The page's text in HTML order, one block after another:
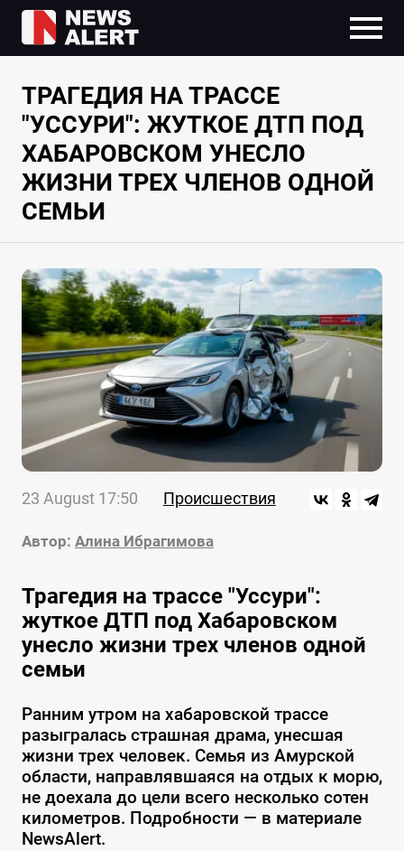
ТРАГЕДИЯ НА ТРАССЕ
"УССУРИ": ЖУТКОЕ ДТП ПОД
ХАБАРОВСКОМ УНЕСЛО
ЖИЗНИ ТРЕХ ЧЛЕНОВ ОДНОЙ
СЕМЬИ
23 August 17:50 Происшествия
Автор: Алина Ибрагимова
Трагедия на трассе "Уссури":
жуткое ДТП под Хабаровском
унесло жизни трех членов одной
семьи
Ранним утром на хабаровской трассе
разыгралась страшная драма, унесшая
жизни трех человек. Семья из Амурской
области, направлявшаяся на отдых к морю,
не доехала до цели всего несколько сотен
километров. Подробности — в материале
NewsAlert.